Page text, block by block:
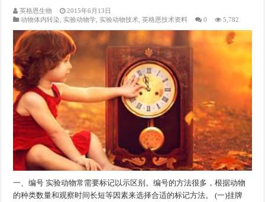
英格恩生物
2015年6月13日
动物体内转染 ,实验动物学 ,实验动物技术 ,英格恩技术资料 0 5,782
一、编号 实验动物常需要标记以示区别。编号的方法很多，根据动物
的种类数量和观察时间长短等因素来选择合适的标记方法。 (一)挂牌